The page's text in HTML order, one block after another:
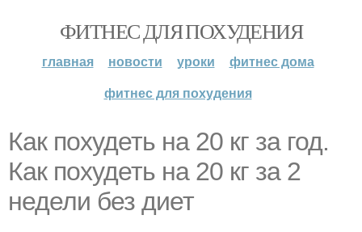
ФИТНЕС ДЛЯ ПОХУДЕНИЯ
главная новости уроки
фитнес дома
фитнес для похудения
Как похудеть на 20 кг за год.
Как похудеть на 20 кг за 2
недели без диет